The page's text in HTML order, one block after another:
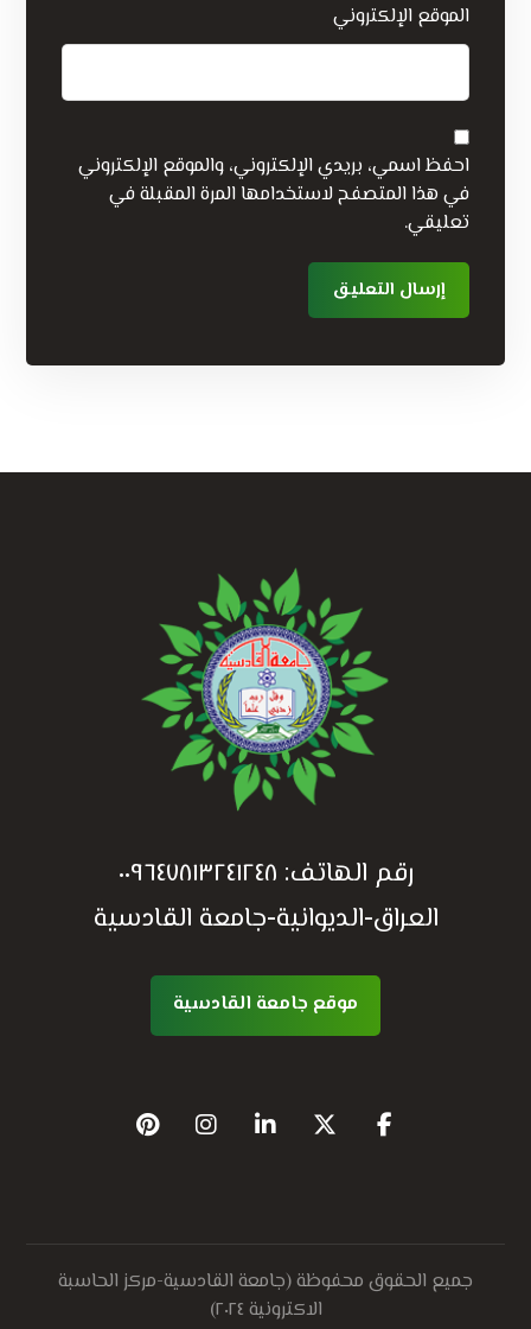
الموقع الإلكتروني
احفظ اسمي، بريدي الإلكتروني، والموقع الإلكتروني
في هذا المتصفح لاستخدامها المرة المقبلة في
تعليقي.
إرسال التعليق
رقم الهاتف: ٠٠٩٦٤٧٨١٣٢٤١٢٤٨
العراق-الديوانية-جامعة القادسية
موقع جامعة القادسية
جميع الحقوق محفوظة (جامعة القادسية-مركز الحاسبة
الاكترونية ٢٠٢٤)